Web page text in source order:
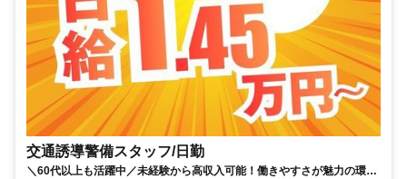
交通誘導警備スタッフ/日勤
＼60代以上も活躍中／未経験から高収入可能！働きやすさが魅力の環境